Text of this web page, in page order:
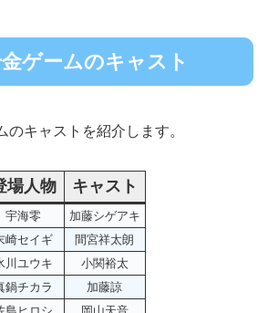
ゲームのキャスト
のキャストを紹介します。
場人物 キャスト
宇海零
加藤シゲアキ
崎セイギ
間宮祥太朗
川ユウキ
小関裕太
鍋チカラ
加藤諒